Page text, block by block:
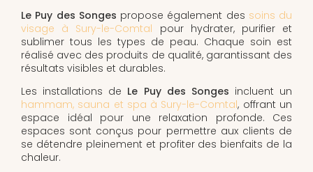
Le Puy des Songes propose également des soins du
visage à Sury-le-Comtal pour hydrater, purifier et
sublimer tous les types de peau. Chaque soin est
réalisé avec des produits de qualité, garantissant des
résultats visibles et durables.
Les installations de Le Puy des Songes incluent un
hammam, sauna et spa à Sury-le-Comtal, offrant un
espace idéal pour une relaxation profonde. Ces
espaces sont conçus pour permettre aux clients de
se détendre pleinement et profiter des bienfaits de la
chaleur.